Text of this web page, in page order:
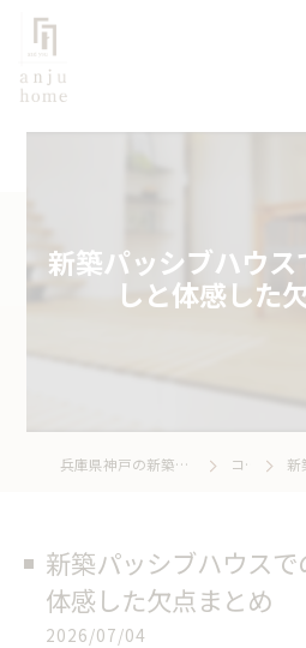
新築パッシブハウ
しと体感した
兵庫県神戸の新築なら株式会社あんじゅホーム コラム 新築
新築パッシブハウス
体感した欠点まとめ
2026/07/04